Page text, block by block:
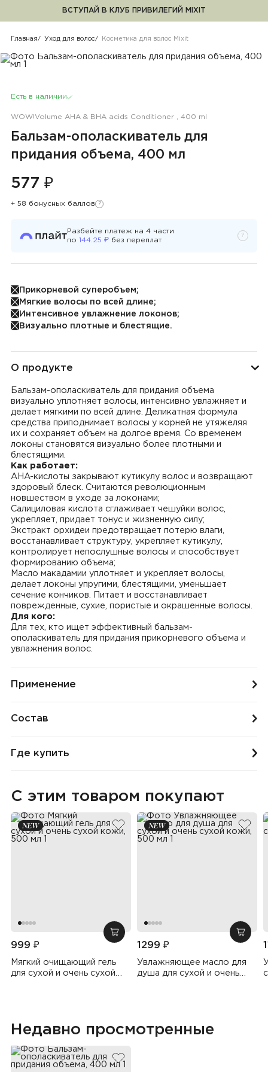
ВСТУПАЙ В КЛУБ ПРИВИЛЕГИЙ MIXIT
Главная Уход для волос Косметика для волос Mixit
WOW!Volume AHA & BHA acids Conditioner , 400 ml
Есть в наличии
Бальзам-ополаскиватель для
придания объема, 400 мл
577 ₽
+ 58 бонусных баллов Узнать подробности
?
Разбейте платеж на4 части
по144.25₽ без переплат Узнать
?
Прикорневой суперобъем;
Мягкие волосы по всей длине;
Интенсивное увлажнение локонов;
Визуально плотные и блестящие.
О продукте
Бальзам-ополаскиватель для придания объема
визуально уплотняет волосы, интенсивно увлажняет и
делает мягкими по всей длине. Деликатная формула
средства приподнимает волосы у корней не утяжеляя
их и сохраняет объем на долгое время. Со временем
локоны становятся визуально более плотными и
блестящими.
Как работает:
AHA-кислоты закрывают кутикулу волос и возвращают
здоровый блеск. Считаются революционным
новшеством в уходе за локонами;
Салициловая кислота сглаживает чешуйки волос,
укрепляет, придает тонус и жизненную силу;
Экстракт орхидеи предотвращает потерю влаги,
восстанавливает структуру, укрепляет кутикулу,
контролирует непослушные волосы и способствует
формированию объема;
Масло макадамии уплотняет и укрепляет волосы,
делает локоны упругими, блестящими, уменьшает
сечение кончиков. Питает и восстанавливает
поврежденные, сухие, пористые и окрашенные волосы.
Для кого:
Для тех, кто ищет эффективный бальзам-
ополаскиватель для придания прикорневого объема и
увлажнения волос.
Применение
Состав
Где купить
С этим товаром покупают
добавить в избранное
добавить в корзину
999 ₽
Мягкий очищающий гель
для сухой и очень сухой
1299 ₽
Увлажняющее масло для
душа для сухой и очень
Недавно просмотренные
добавить в избранное